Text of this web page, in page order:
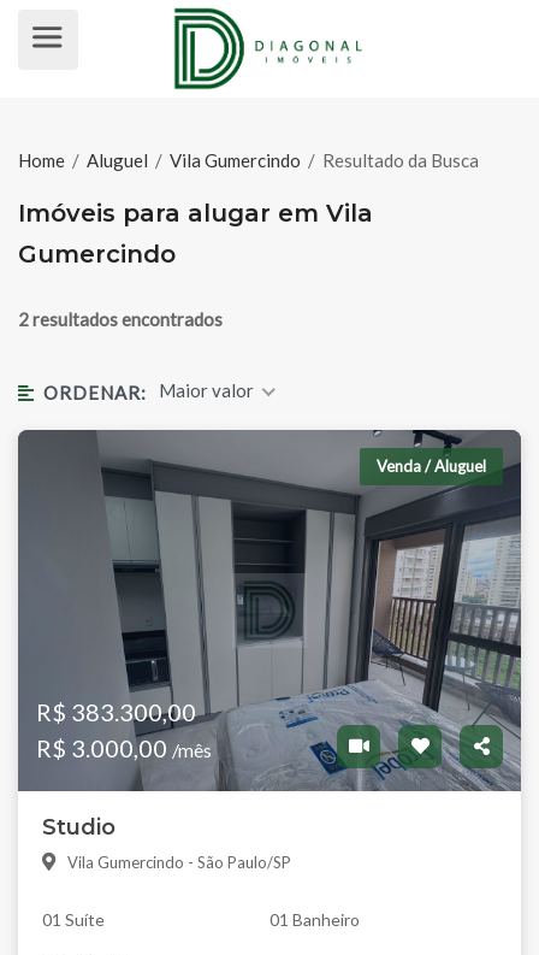
Home / Aluguel / Vila Gumercindo / Resultado da Busca
Imóveis para alugar em Vila
Gumercindo
2 resultados encontrados
ORDENAR: Maior valor
Venda / Aluguel
R$ 383.300,00
R$ 3.000,00 /mês
Studio
Vila Gumercindo - São Paulo/SP
01 Suíte 01 Banheiro